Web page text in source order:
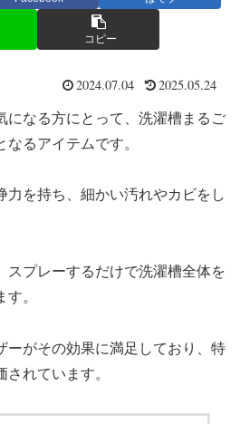
コピー
2024.07.04 2025.05.24
になる方にとって、洗濯槽まるご
るアイテムです。
力を持ち、細かい汚れやカビをし
スプレーするだけで洗濯槽全体を
。
ーがその効果に満足しており、特
れています。